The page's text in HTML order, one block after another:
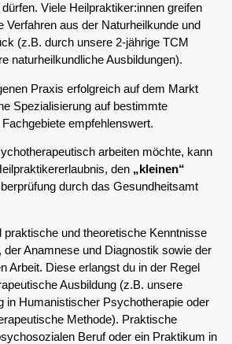
Viele Heilpraktiker:innen greifen
Verfahren aus der Naturheilkunde und
(z.B. durch unsere 2-jährige TCM
naturheilkundliche Ausbildungen).
Praxis erfolgreich auf dem Markt
Spezialisierung auf bestimmte
empfehlenswert.
arbeiten möchte, kann
den „kleinen“
durch das Gesundheitsamt
praktische und theoretische Kenntnisse
Anamnese und Diagnostik sowie der
Arbeit. Diese erlangst du in der Regel
Ausbildung (z.B. unsere
in Humanistischer Psychotherapie oder
Methode). Praktische
Beruf oder ein Praktikum in